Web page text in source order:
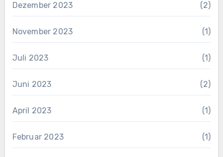
Dezember 2023 (2)
November 2023 (1)
Juli 2023 (1)
Juni 2023 (2)
April 2023 (1)
Februar 2023 (1)